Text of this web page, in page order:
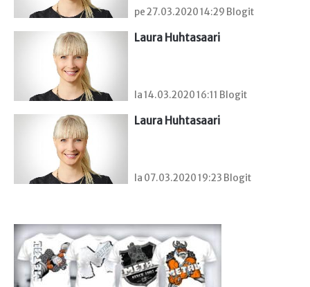
pe 27.03.2020 14:29 Blogit
Laura Huhtasaari
la 14.03.2020 16:11 Blogit
Laura Huhtasaari
la 07.03.2020 19:23 Blogit